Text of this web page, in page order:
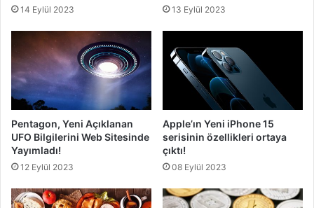
14 Eylül 2023 13 Eylül 2023
Pentagon, Yeni Açıklanan
UFO Bilgilerini Web Sitesinde
Yayımladı!
12 Eylül 2023
Apple’ın Yeni iPhone 15
serisinin özellikleri ortaya
çıktı!
08 Eylül 2023